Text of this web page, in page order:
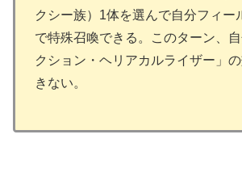
クシー族）1体を選んで自分フィー
で特殊召喚できる。このターン、
クション・ヘリアカルライザー」
きない。